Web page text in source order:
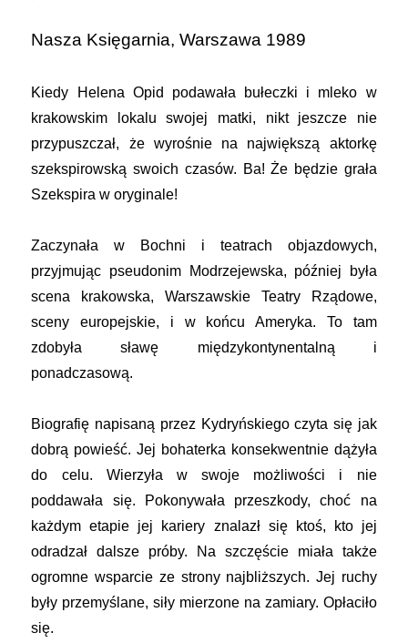
Nasza Księgarnia, Warszawa 1989
Kiedy Helena Opid podawała bułeczki i mleko w
krakowskim lokalu swojej matki, nikt jeszcze nie
przypuszczał, że wyrośnie na największą aktorkę
szekspirowską swoich czasów. Ba! Że będzie grała
Szekspira w oryginale!
Zaczynała w Bochni i teatrach objazdowych,
przyjmując pseudonim Modrzejewska, później była
scena krakowska, Warszawskie Teatry Rządowe,
sceny europejskie, i w końcu Ameryka. To tam
zdobyła sławę międzykontynentalną i
ponadczasową.
Biografię napisaną przez Kydryńskiego czyta się jak
dobrą powieść. Jej bohaterka konsekwentnie dążyła
do celu. Wierzyła w swoje możliwości i nie
poddawała się. Pokonywała przeszkody, choć na
każdym etapie jej kariery znalazł się ktoś, kto jej
odradzał dalsze próby. Na szczęście miała także
ogromne wsparcie ze strony najbliższych. Jej ruchy
były przemyślane, siły mierzone na zamiary. Opłaciło
się.